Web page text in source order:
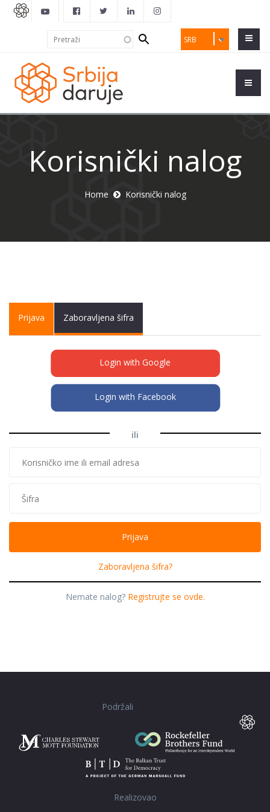
SRB
Search
form
Korisnički nalog
Home Korisnički nalog
Primary tabs
Prijava (activeZaboravljena šifra
Login with Google
Login with Facebook
ili
Zaboravljena šifra?
Nemate nalog? Registrujte se ovde.
Podržali
Realizovao